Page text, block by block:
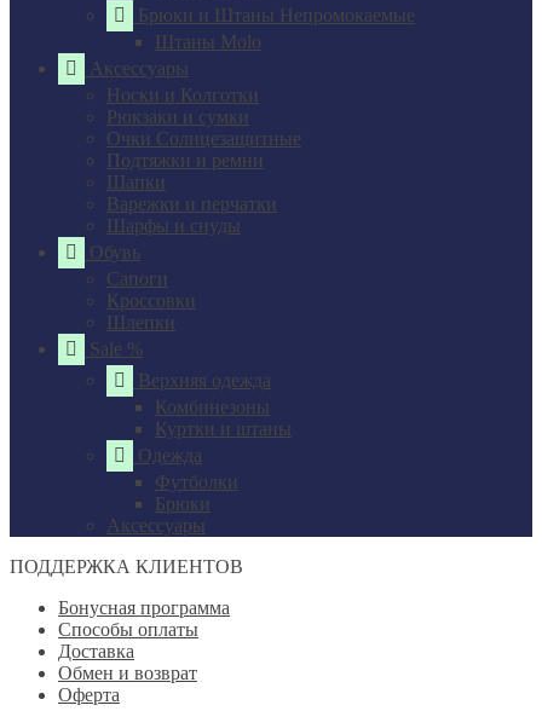
Брюки и Штаны Непромокаемые
Штаны Molo
Аксессуары
Носки и Колготки
Рюкзаки и сумки
Очки Солнцезащитные
Подтяжки и ремни
Шапки
Варежки и перчатки
Шарфы и снуды
Обувь
Сапоги
Кроссовки
Шлепки
Sale %
Верхняя одежда
Комбинезоны
Куртки и штаны
Одежда
Футболки
Брюки
Аксессуары
ПОДДЕРЖКА КЛИЕНТОВ
Бонусная программа
Способы оплаты
Доставка
Обмен и возврат
Оферта